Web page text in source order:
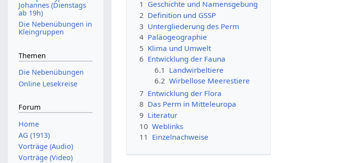
1 Geschichte und Namensgebung
2 Definition und GSSP
3 Untergliederung des Perm
4 Paläogeographie
5 Klima und Umwelt
6 Entwicklung der Fauna
6.1 Landwirbeltiere
6.2 Wirbellose Meerestiere
7 Entwicklung der Flora
8 Das Perm in Mitteleuropa
9 Literatur
10 Weblinks
11 Einzelnachweise
Johannes (Dienstags
ab 19h)
Die Nebenübungen in
Kleingruppen
Themen
Die Nebenübungen
Online Lesekreise
Forum
Home
AG (1913)
Vorträge (Audio)
Vorträge (Video)